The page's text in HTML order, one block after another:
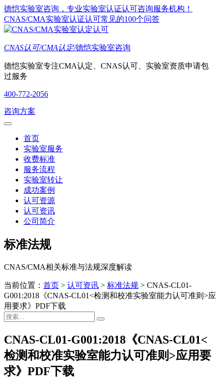
德恺实验室咨询，专业实验室认证认可咨询服务机构！
CNAS/CMA实验室认证认可常见的100个问答
CNAS认可/CMA认定/德恺实验室咨询
德恺实验室专注CMA认定、CNAS认可、实验室资质申请包
过服务
400-772-2056
咨询方案
首页
实验室服务
收费标准
服务流程
实验室转让
成功案例
认可资源
认可资讯
公司简介
标准法规
CNAS/CMA相关标准与法规深度解读
当前位置： 首页 > 认可资讯 > 标准法规 > CNAS-CL01-
G001:2018《CNAS-CL01<检测和校准实验室能力认可准则>应
用要求》PDF下载
CNAS-CL01-G001:2018《CNAS-CL01<
检测和校准实验室能力认可准则>应用要
求》PDF下载